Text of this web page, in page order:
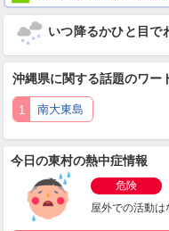
いつ降るかひと目で
沖縄県に関する話題のワー
南大東島
今日の東村の熱中症情報
危険
屋外での活動は